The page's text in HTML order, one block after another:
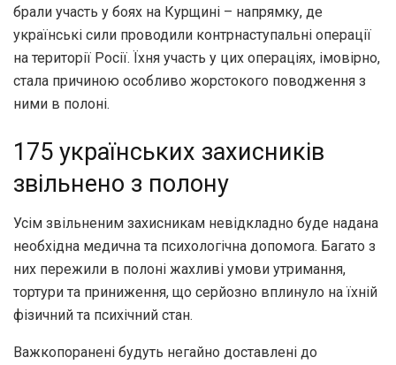
брали участь у боях на Курщині – напрямку, де
українські сили проводили контрнаступальні операції
на території Росії. Їхня участь у цих операціях, імовірно,
стала причиною особливо жорстокого поводження з
ними в полоні.
175 українських захисників
звільнено з полону
Усім звільненим захисникам невідкладно буде надана
необхідна медична та психологічна допомога. Багато з
них пережили в полоні жахливі умови утримання,
тортури та приниження, що серйозно вплинуло на їхній
фізичний та психічний стан.
Важкопоранені будуть негайно доставлені до